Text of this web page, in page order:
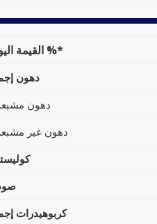
القيمة اليومية %*
دهون
دهون
دهون غير
كربوهيدرات